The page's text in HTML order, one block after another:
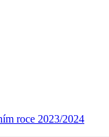
roce 2023/2024